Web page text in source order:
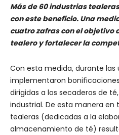
Más de 60 industrias
con este beneficio. Una
cuatro zafras con el objetivo
tealero y fortalecer la
Con esta medida, durante las
implementaron
dirigidas a los secaderos de
industrial. De esta manera en
tealeras (dedicadas a la
almacenamiento de té)